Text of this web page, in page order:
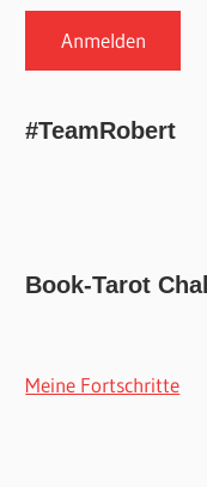
#TeamRobert
Book-Tarot
Meine Fortschritte